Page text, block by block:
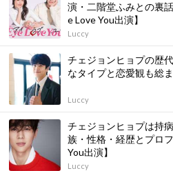
演・二階堂ふみとの裏
e Love You出演】
Luccy
チェジョンヒョプの歴
なタイプと恋愛観も総
Luccy
チェジョンヒョプは持
族・性格・経歴とプロ
You出演】
Luccy